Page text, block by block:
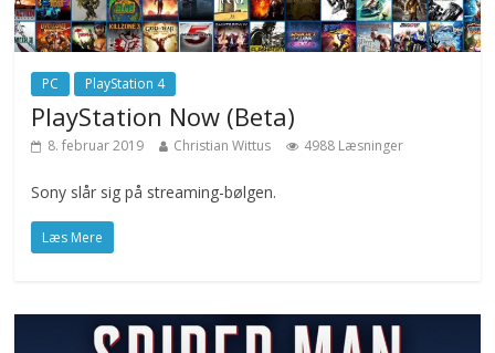
PC PlayStation 4
PlayStation Now (Beta)
8. februar 2019 Christian Wittus 4988 Læsninger
Sony slår sig på streaming-bølgen.
Læs Mere